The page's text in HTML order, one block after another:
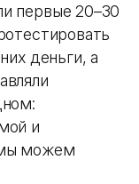
первые 20–30
деньги, а
и
мы можем